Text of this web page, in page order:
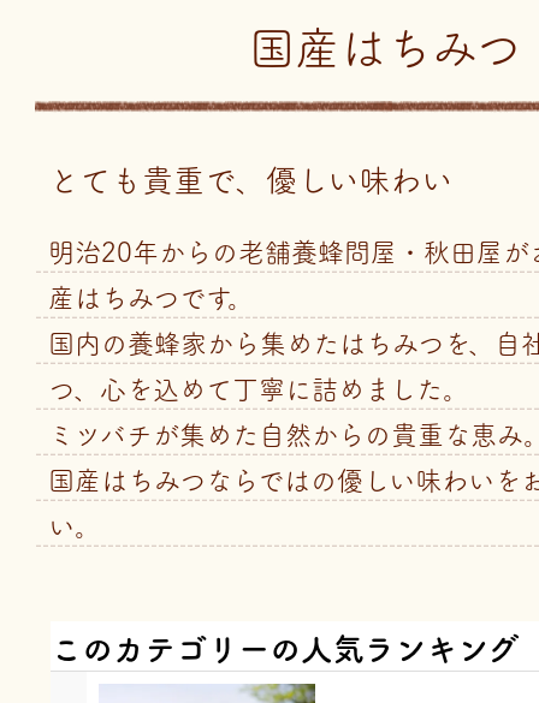
国産はちみつ
とても貴重で、優しい味わい
明治20年からの老舗養蜂問屋・秋田屋が
産はちみつです。
国内の養蜂家から集めたはちみつを、自
つ、心を込めて丁寧に詰めました。
ミツバチが集めた自然からの貴重な恵み
国産はちみつならではの優しい味わいを
い。
このカテゴリーの人気ランキング